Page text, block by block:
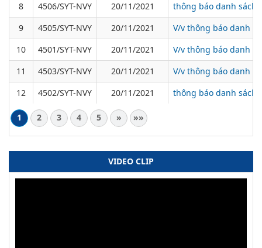
8 4506/SYT-NVY 20/11/2021
thông báo danh sách
9
4505/SYT-NVY 20/11/2021
V/v thông báo danh
10
4501/SYT-NVY 20/11/2021
V/v thông báo danh
11
4503/SYT-NVY 20/11/2021
V/v thông báo danh
12
4502/SYT-NVY 20/11/2021 thông báo danh sách
1 2 3 4 5 » »»
VIDEO CLIP